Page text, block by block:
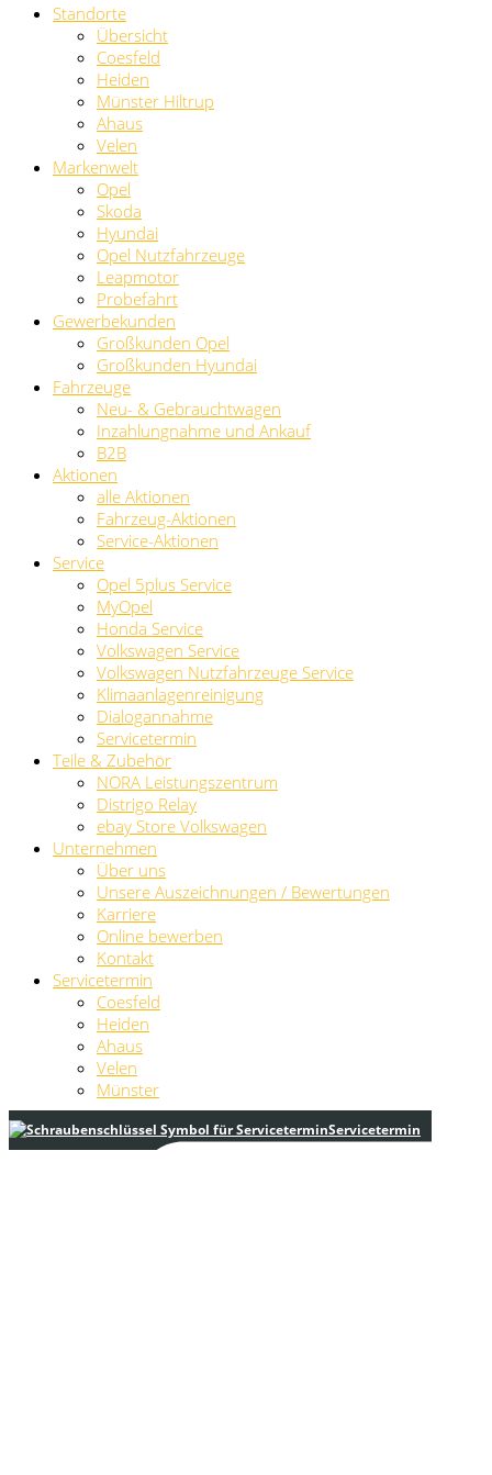
Standorte
Übersicht
Coesfeld
Heiden
Münster Hiltrup
Ahaus
Velen
Markenwelt
Opel
Skoda
Hyundai
Opel Nutzfahrzeuge
Leapmotor
Probefahrt
Gewerbekunden
Großkunden Opel
Großkunden Hyundai
Fahrzeuge
Neu- & Gebrauchtwagen
Inzahlungnahme und Ankauf
B2B
Aktionen
alle Aktionen
Fahrzeug-Aktionen
Service-Aktionen
Service
Opel 5plus Service
MyOpel
Honda Service
Volkswagen Service
Volkswagen Nutzfahrzeuge Service
Klimaanlagenreinigung
Dialogannahme
Servicetermin
Teile & Zubehör
NORA Leistungszentrum
Distrigo Relay
ebay Store Volkswagen
Unternehmen
Über uns
Unsere Auszeichnungen / Bewertungen
Karriere
Online bewerben
Kontakt
Servicetermin
Coesfeld
Heiden
Ahaus
Velen
Münster
Servicetermin